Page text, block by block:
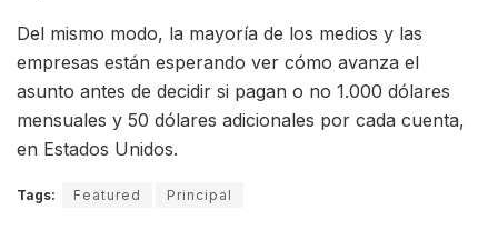
Del mismo modo, la mayoría de los medios y las
empresas están esperando ver cómo avanza el
asunto antes de decidir si pagan o no 1.000 dólares
mensuales y 50 dólares adicionales por cada cuenta,
en Estados Unidos.
Tags: Featured Principal